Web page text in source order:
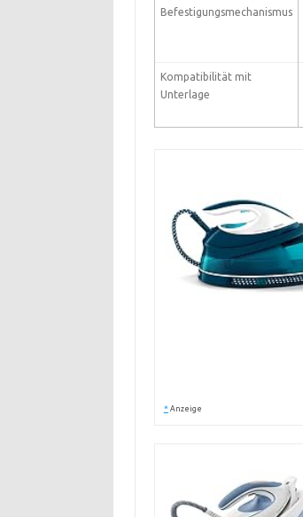
Befestigungsmechanismus
Kompatibilität mit
Unterlage
* Anzeige